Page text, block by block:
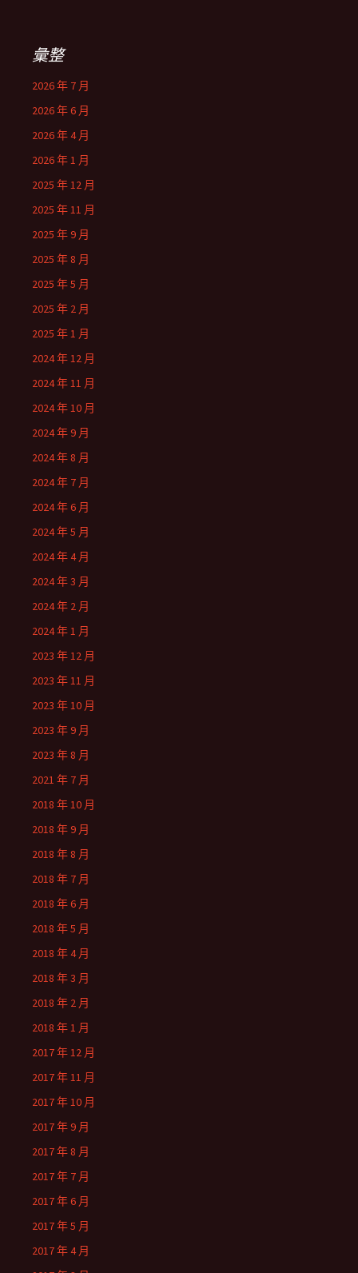
彙整
2026 年 7 月
2026 年 6 月
2026 年 4 月
2026 年 1 月
2025 年 12 月
2025 年 11 月
2025 年 9 月
2025 年 8 月
2025 年 5 月
2025 年 2 月
2025 年 1 月
2024 年 12 月
2024 年 11 月
2024 年 10 月
2024 年 9 月
2024 年 8 月
2024 年 7 月
2024 年 6 月
2024 年 5 月
2024 年 4 月
2024 年 3 月
2024 年 2 月
2024 年 1 月
2023 年 12 月
2023 年 11 月
2023 年 10 月
2023 年 9 月
2023 年 8 月
2021 年 7 月
2018 年 10 月
2018 年 9 月
2018 年 8 月
2018 年 7 月
2018 年 6 月
2018 年 5 月
2018 年 4 月
2018 年 3 月
2018 年 2 月
2018 年 1 月
2017 年 12 月
2017 年 11 月
2017 年 10 月
2017 年 9 月
2017 年 8 月
2017 年 7 月
2017 年 6 月
2017 年 5 月
2017 年 4 月